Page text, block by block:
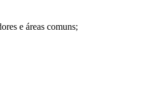
e áreas comuns;